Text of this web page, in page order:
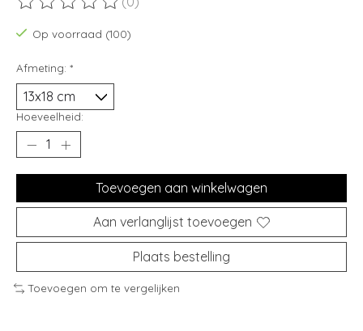
De beoordeling van dit product is
Op voorraad (100)
Afmeting: *
Hoeveelheid:
Toevoegen aan winkelwagen
Aan verlanglijst toevoegen
Plaats bestelling
Toevoegen om te vergelijken